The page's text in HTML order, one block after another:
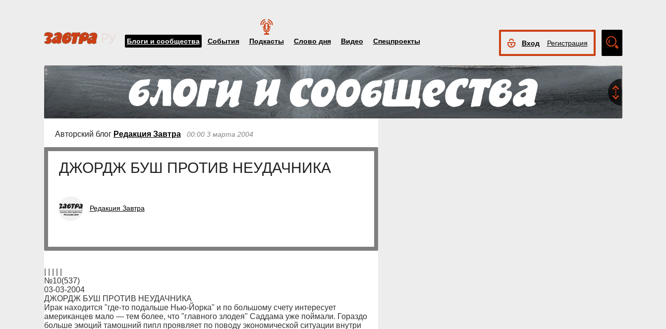
Блоги и сообщества События Подкасты Слово дня Видео Спецпроекты Вход Регистрация
поиск
Авторский блог Редакция Завтра 00:00 3 марта 2004
ДЖОРДЖ БУШ ПРОТИВ НЕУДАЧНИКА
Редакция Завтра
№10(537)
03-03-2004
ДЖОРДЖ БУШ ПРОТИВ НЕУДАЧНИКА
Ирак находится "где-то подальше Нью-Йорка" и по большому счету интересует
американцев мало — тем более, что "главного злодея" Саддама уже поймали. Гораздо
больше эмоций тамошний пипл проявляет по поводу экономической ситуации внутри